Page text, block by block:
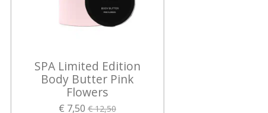
SPA Limited Edition
Body Butter Pink
Flowers
€ 7,50 € 12,50